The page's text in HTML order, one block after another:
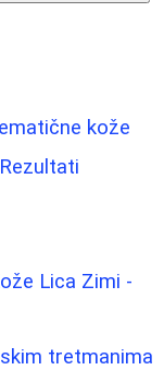
kože
Lica Zimi -
tretmanima